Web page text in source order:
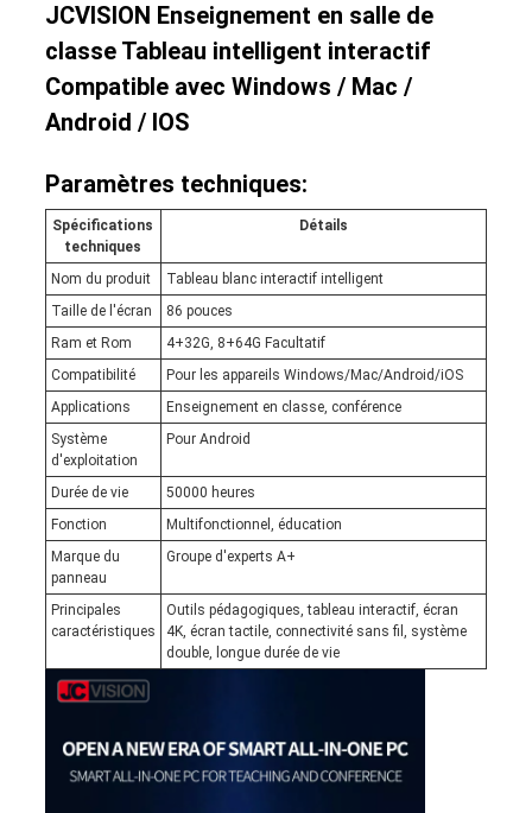
JCVISION Enseignement en salle de
classe Tableau intelligent interactif
Compatible avec Windows / Mac /
Android / IOS
Paramètres techniques:
Spécifications
techniques
Détails
Nom du produit
Tableau blanc interactif intelligent
Taille de l'écran
86 pouces
Ram et Rom
4+32G, 8+64G Facultatif
Compatibilité
Pour les appareils Windows/Mac/Android/iOS
Applications
Enseignement en classe, conférence
Système
d'exploitation
Pour Android
Durée de vie
50000 heures
Fonction
Multifonctionnel, éducation
Marque du
panneau
Groupe d'experts A+
Principales
caractéristiques
Outils pédagogiques, tableau interactif, écran
4K, écran tactile, connectivité sans fil, système
double, longue durée de vie